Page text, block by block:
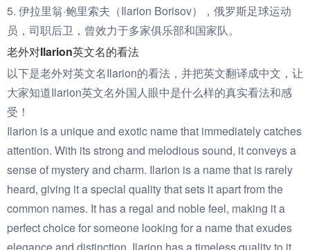
5. 伊拉里翁·鲍里索夫（Ilarion Borisov），俄罗斯足球运动
员，司职后卫，曾效力于多家俱乐部和国家队。
老外对Ilarion英文名的看法
以下是老外对英文名Ilarion的看法，并把英文翻译成中文，让
大家知道Ilarion英文名外国人眼中是什么样的真实看法和感
受！
Ilarion is a unique and exotic name that immediately catches
attention. With its strong and melodious sound, it conveys a
sense of mystery and charm. Ilarion is a name that is rarely
heard, giving it a special quality that sets it apart from the
common names. It has a regal and noble feel, making it a
perfect choice for someone looking for a name that exudes